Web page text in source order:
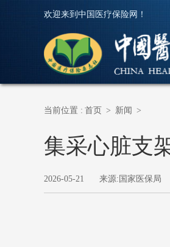
欢迎来到中国医疗保险网！
当前位置 : 首页 > 新闻 >
集采心脏支
2026-05-21 来源:国家医保局